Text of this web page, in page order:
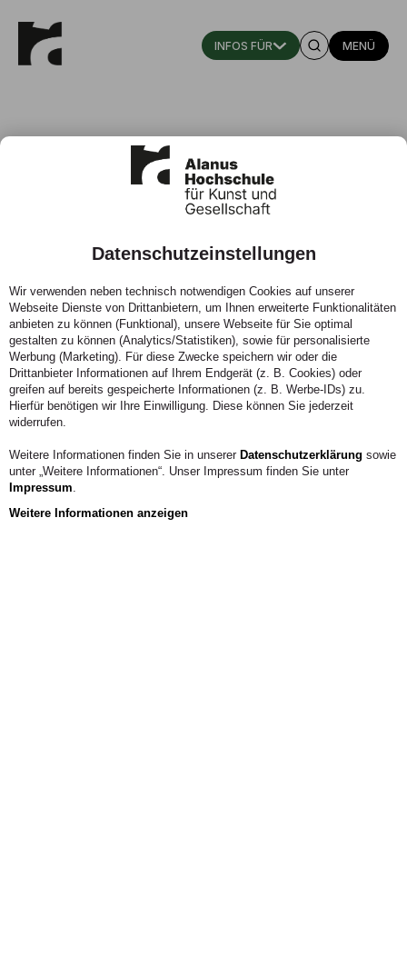
MENÜ
Fachbereich Bildende Kunst
Telefon: 02222 93211147
KONTAKT
Datenschutzeinstellungen
Wir verwenden neben technisch notwendigen Cookies auf unserer
Webseite Dienste von Drittanbietern, um Ihnen erweiterte Funktionalitäten
anbieten zu können (Funktional), unsere Webseite für Sie optimal
gestalten zu können (Analytics/Statistiken), sowie für personalisierte
Werbung (Marketing). Für diese Zwecke speichern wir oder die
Drittanbieter Informationen auf Ihrem Endgerät (z. B. Cookies) oder
greifen auf bereits gespeicherte Informationen (z. B. Werbe-IDs) zu.
Hierfür benötigen wir Ihre Einwilligung. Diese können Sie jederzeit
widerrufen.
Weitere Informationen finden Sie in unserer Datenschutzerklärung sowie
unter „Weitere Informationen“. Unser Impressum finden Sie unter
Impressum.
Weitere Informationen anzeigen